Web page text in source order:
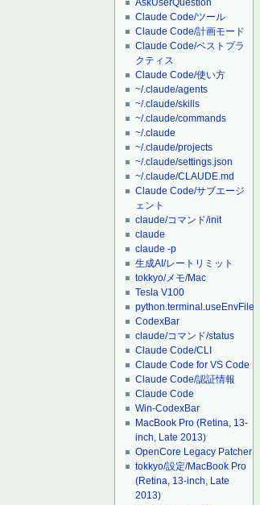
AskUserQuestion
Claude Code/ツール
Claude Code/計画モード
Claude Code/ベストプラ
クティス
Claude Code/使い方
~/.claude/agents
~/.claude/skills
~/.claude/commands
~/.claude
~/.claude/projects
~/.claude/settings.json
~/.claude/CLAUDE.md
Claude Code/サブエージ
ェント
claude/コマンド/init
claude
claude -p
生成AI/レートリミット
tokkyo/メモ/Mac
Tesla V100
python.terminal.useEnvFile
CodexBar
claude/コマンド/status
Claude Code/CLI
Claude Code for VS Code
Claude Code/認証情報
Claude Code
Win-CodexBar
MacBook Pro (Retina, 13-
inch, Late 2013)
OpenCore Legacy Patcher
tokkyo/設定/MacBook Pro
(Retina, 13-inch, Late
2013)